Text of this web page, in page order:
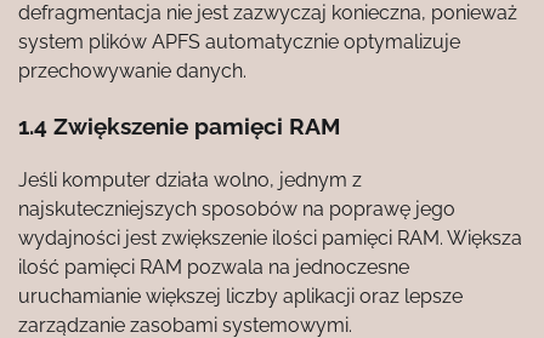
defragmentacja nie jest zazwyczaj konieczna, ponieważ
system plików APFS automatycznie optymalizuje
przechowywanie danych.
1.4 Zwiększenie pamięci RAM
Jeśli komputer działa wolno, jednym z
najskuteczniejszych sposobów na poprawę jego
wydajności jest zwiększenie ilości pamięci RAM. Większa
ilość pamięci RAM pozwala na jednoczesne
uruchamianie większej liczby aplikacji oraz lepsze
zarządzanie zasobami systemowymi.